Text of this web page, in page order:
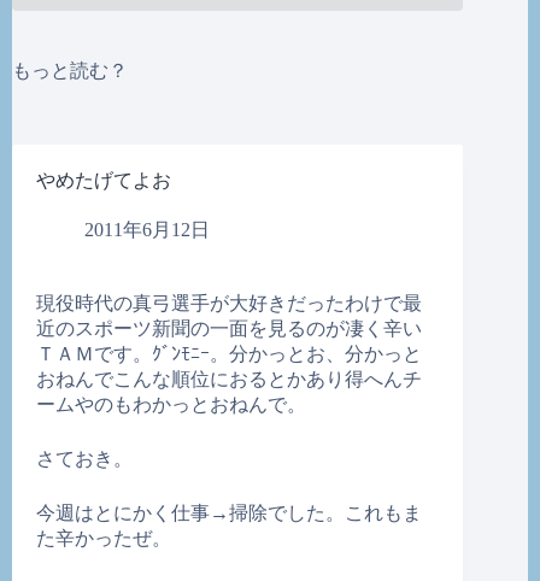
やめたげてよお
2011年6月12日
現役時代の真弓選手が大好きだったわけで最
近のスポーツ新聞の一面を見るのが凄く辛い
ＴＡＭです。ｸﾞﾝﾓﾆｰ。分かっとお、分かっと
おねんでこんな順位におるとかあり得へんチ
ームやのもわかっとおねんで。
さておき。
今週はとにかく仕事→掃除でした。これもま
た辛かったぜ。
もっと読む？